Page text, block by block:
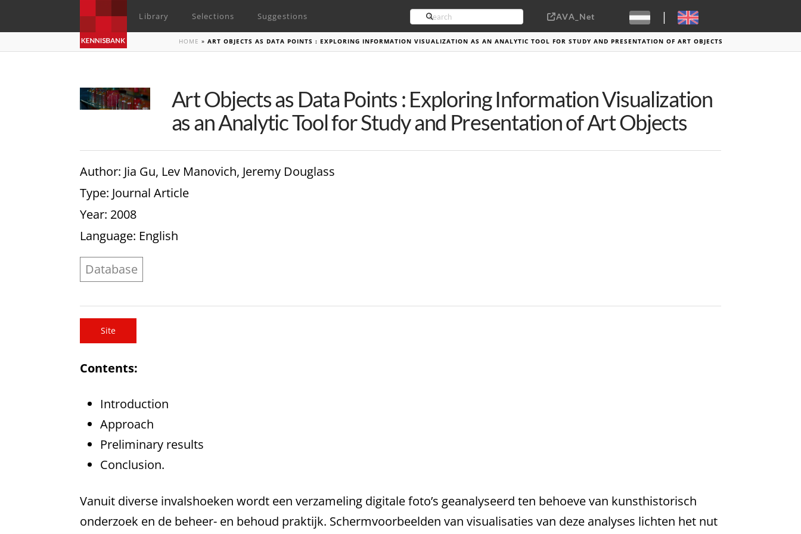
Library Selections Suggestions Search AVA_Net | Sebastiaan ter Burg, CC-BY-2.0
HOME »ART OBJECTS AS DATA POINTS : EXPLORING INFORMATION VISUALIZATION AS AN ANALYTIC TOOL FOR STUDY AND PRESENTATION OF ART OBJECTS
Art Objects as Data Points : Exploring Information Visualization
as an Analytic Tool for Study and Presentation of Art Objects
Author: Jia Gu, Lev Manovich, Jeremy Douglass
Type: Journal Article
Year: 2008
Language: English
Database
Site
Contents:
Introduction
Approach
Preliminary results
Conclusion.
Vanuit diverse invalshoeken wordt een verzameling digitale foto’s geanalyseerd ten behoeve van kunsthistorisch
onderzoek en de beheer- en behoud praktijk. Schermvoorbeelden van visualisaties van deze analyses lichten het nut